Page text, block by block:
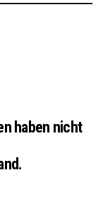
haben nicht